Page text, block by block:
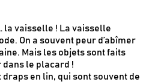
la vaisselle ! La vaisselle
On a souvent peur d’abîmer
Mais les objets sont faits
le placard !
en lin, qui sont souvent de